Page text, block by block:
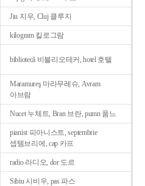
Jiu 지우, Cluj 클루지
kilogram 킬로그람
bibliotecǎ 비블리오테커, hotel 호텔
Maramureş 마라무레슈, Avram
아브람
Nucet 누체트, Bran 브란, pumn 품느
pianist 피아니스트, septembrie
셉템브리에, cap 카프
radio 라디오, dor 도르
Sibiu 시비우, pas 파스